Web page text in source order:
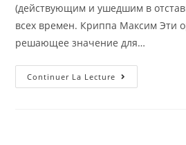
(действующим и ушедшим в
всех времен. Криппа Максим Эти
решающее значение для…
Continuer La Lecture Max
Krippa